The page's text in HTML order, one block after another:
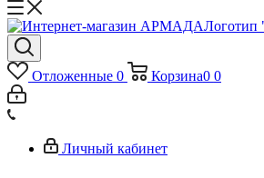
Логотип
Отложенные 0 Корзина0 0
Личный кабинет